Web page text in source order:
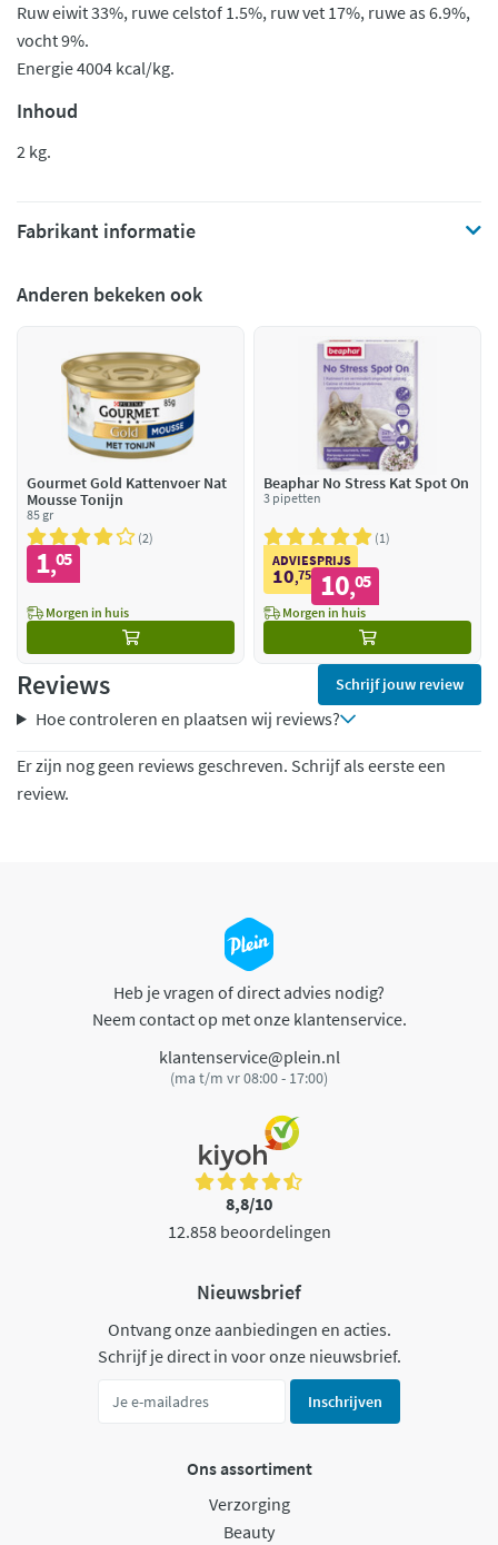
Ruw eiwit 33%, ruwe celstof 1.5%, ruw vet 17%, ruwe as 6.9%,
vocht 9%.
Energie 4004 kcal/kg.
Inhoud
2 kg.
Fabrikant informatie
Anderen bekeken ook
Gourmet Gold Kattenvoer Nat
Mousse Tonijn
85 gr
2
1,05
Morgen in huis
Beaphar No Stress Kat Spot On
3 pipetten
1
ADVIESPRIJS
10,75 10,05
Morgen in huis
Reviews Schrijf jouw review
Hoe controleren en plaatsen wij reviews?
Er zijn nog geen reviews geschreven. Schrijf als eerste een
review.
Heb je vragen of direct advies nodig?
Neem contact op met onze klantenservice.
klantenservice@plein.nl
(ma t/m vr 08:00 - 17:00)
8,8/10
12.858 beoordelingen
Nieuwsbrief
Ontvang onze aanbiedingen en acties.
Schrijf je direct in voor onze nieuwsbrief.
Inschrijven
Ons assortiment
Verzorging
Beauty